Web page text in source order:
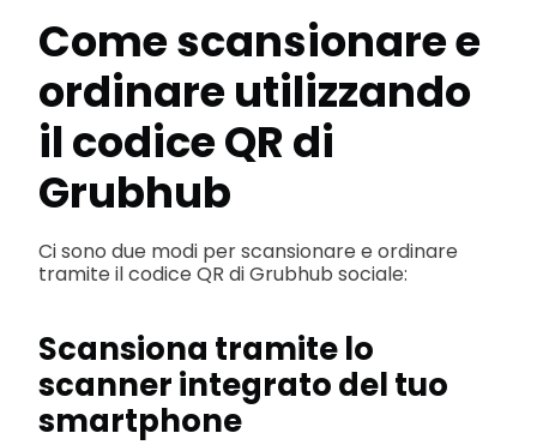
Come scansionare e
ordinare utilizzando
il codice QR di
Grubhub
Ci sono due modi per scansionare e ordinare
tramite il codice QR di Grubhub sociale:
Scansiona tramite lo
scanner integrato del tuo
smartphone